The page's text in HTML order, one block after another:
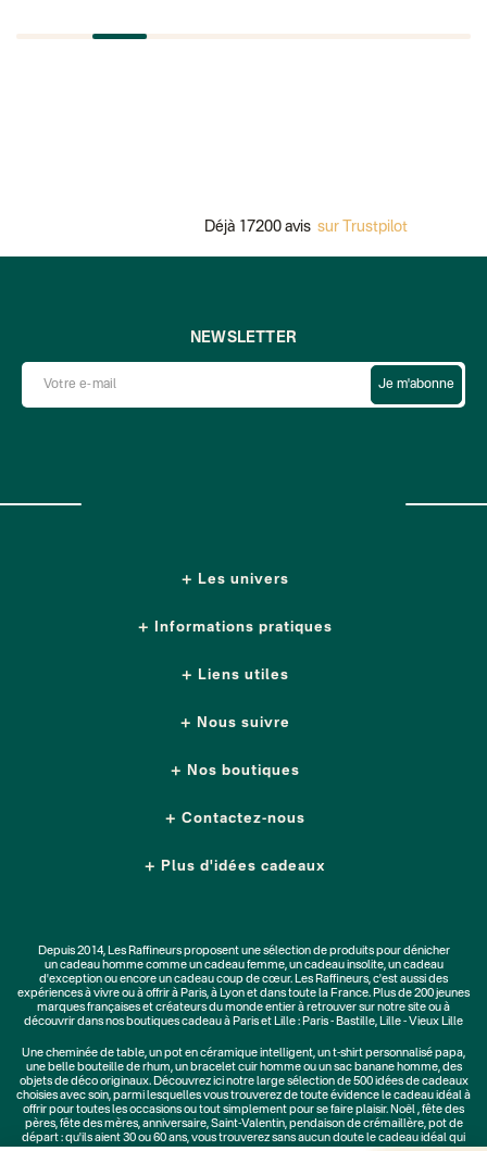
Déjà 17200 avis sur Trustpilot
Les univers
Informations pratiques
Liens utiles
NEWSLETTER
Je m'abonne
Nous suivre
Nos boutiques
Contactez-nous
Plus d'idées cadeaux
Depuis 2014, Les Raffineurs proposent une sélection de produits pour dénicher
uncadeau hommecomme un cadeau femme, uncadeau insolite, uncadeau
d'exceptionou encore un cadeau coup de cœur. Les Raffineurs, c'est aussi des
expériences à vivreou à offrir à Paris, à Lyon et dans toute la France. Plus de200 jeunes
marquesfrançaises et créateurs du monde entier à retrouver sur notre site ou à
découvrir dans nos boutiques cadeau à Paris et Lille : Paris - Bastille, Lille - Vieux Lille
Unecheminée de table, unpot en céramique intelligent, unt-shirt personnalisé papa,
une belle bouteille de rhum, un bracelet cuir hommeou unsac banane homme, des
objets de déco originaux. Découvrez ici notre large sélection de500 idées de cadeaux
choisies avec soin, parmi lesquelles vous trouverez de toute évidence le cadeau idéal à
offrir pour toutes les occasions ou tout simplement pour se faire plaisir. Noël,fête des
pères,fête des mères,anniversaire,Saint-Valentin,pendaison de crémaillère, pot de
départ : qu'ils aient 30 ou 60 ans, vous trouverez sans aucun doute le cadeau idéal qui